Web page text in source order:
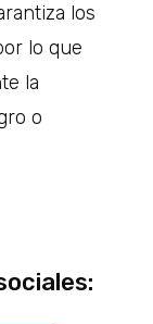
los
lo que
la
o